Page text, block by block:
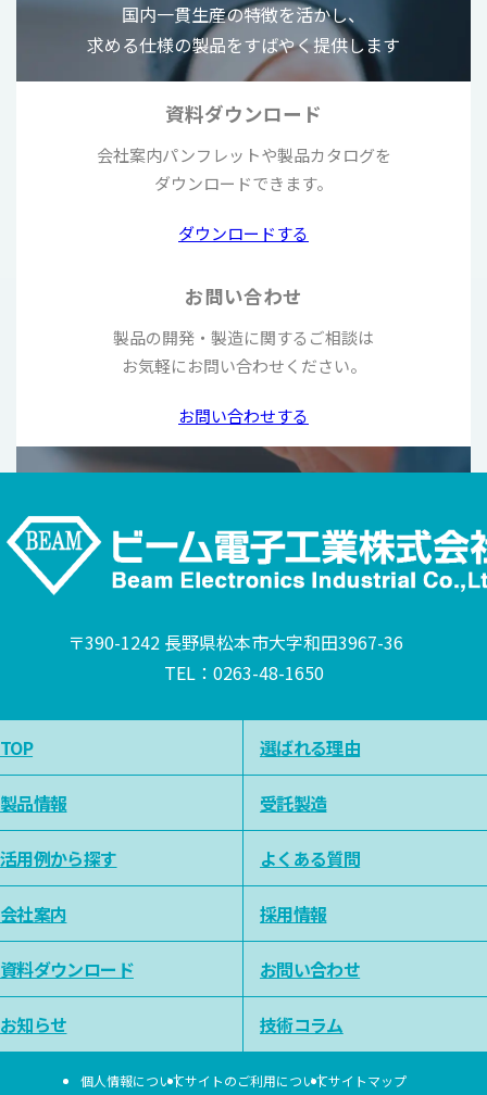
国内一貫生産の特徴を活かし、
求める仕様の製品をすばやく提供します
資料ダウンロード
会社案内パンフレットや製品カタログを
ダウンロードできます。
ダウンロードする
お問い合わせ
製品の開発・製造に関するご相談は
お気軽にお問い合わせください。
お問い合わせする
〒390-1242 長野県松本市大字和田3967-36
TEL： 0263-48-1650
TOP 選ばれる理由
製品情報 受託製造
活用例から探す よくある質問
会社案内 採用情報
資料ダウンロード お問い合わせ
お知らせ 技術コラム
個人情報についてサイトのご利用についてサイトマップ